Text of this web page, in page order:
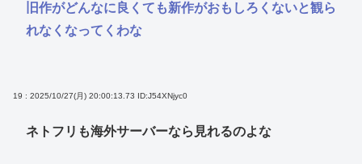
旧作がどんなに良くても新作がおもしろくないと観ら
れなくなってくわな
19 : 2025/10/27(月) 20:00:13.73 ID:J54XNjyc0
ネトフリも海外サーバーなら見れるのよな